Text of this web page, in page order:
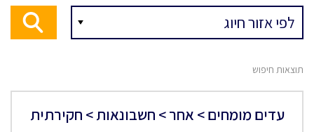
תוצאות חיפוש
עדים מומחים > אחר > חשבונאות > חקירתית